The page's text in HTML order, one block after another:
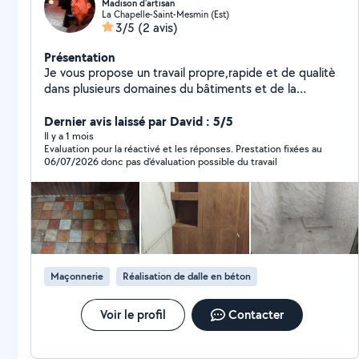
Madison d'artisan
La Chapelle-Saint-Mesmin (Est)
3/5 (2 avis)
Présentation
Je vous propose un travail propre,rapide et de qualitè
dans plusieurs domaines du bâtiments et de la
de plaques plâtre (placo/gypsocardon) Realisation de
chape Rèpration et montage de meubles Travaux de
canalisation et plumberie
Dernier avis laissé par David : 5/5
Il y a 1 mois
Evaluation pour la réactivé et les réponses. Prestation fixées au
06/07/2026 donc pas d'évaluation possible du travail
Maçonnerie Réalisation de dalle en béton
Voir le profil Contacter